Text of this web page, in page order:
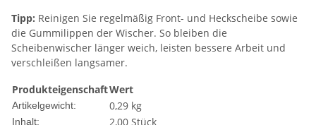
Tipp: Reinigen Sie regelmäßig Front- und Heckscheibe sowie
die Gummilippen der Wischer. So bleiben die
Scheibenwischer länger weich, leisten bessere Arbeit und
verschleißen langsamer.
ProdukteigenschaftWert
Artikelgewicht: 0,29 kg
Inhalt: 2,00 Stück